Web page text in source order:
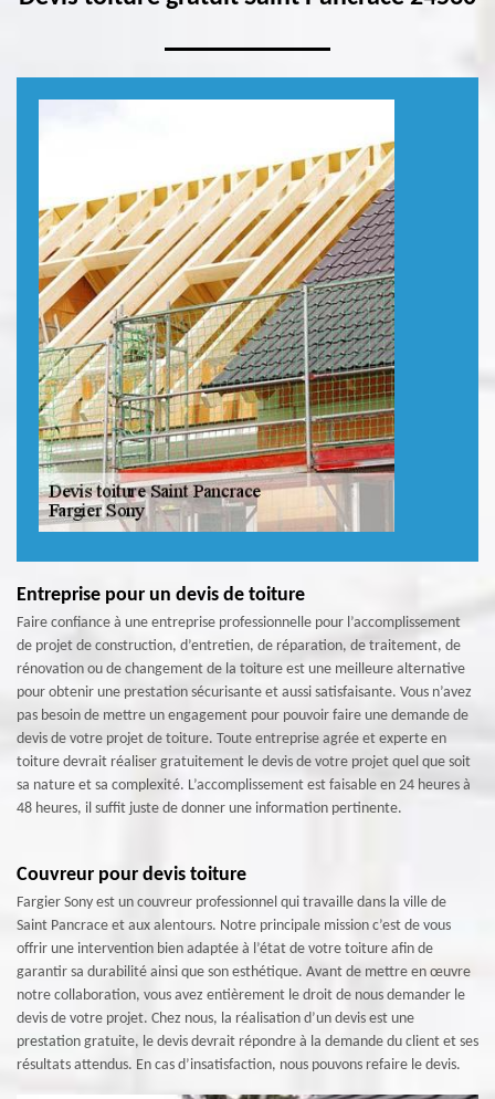
Entreprise pour un devis de toiture
Faire confiance à une entreprise professionnelle pour l’accomplissement
de projet de construction, d’entretien, de réparation, de traitement, de
rénovation ou de changement de la toiture est une meilleure alternative
pour obtenir une prestation sécurisante et aussi satisfaisante. Vous n’avez
pas besoin de mettre un engagement pour pouvoir faire une demande de
devis de votre projet de toiture. Toute entreprise agrée et experte en
toiture devrait réaliser gratuitement le devis de votre projet quel que soit
sa nature et sa complexité. L’accomplissement est faisable en 24 heures à
48 heures, il suffit juste de donner une information pertinente.
Couvreur pour devis toiture
Fargier Sony est un couvreur professionnel qui travaille dans la ville de
Saint Pancrace et aux alentours. Notre principale mission c’est de vous
offrir une intervention bien adaptée à l’état de votre toiture afin de
garantir sa durabilité ainsi que son esthétique. Avant de mettre en œuvre
notre collaboration, vous avez entièrement le droit de nous demander le
devis de votre projet. Chez nous, la réalisation d’un devis est une
prestation gratuite, le devis devrait répondre à la demande du client et ses
résultats attendus. En cas d’insatisfaction, nous pouvons refaire le devis.